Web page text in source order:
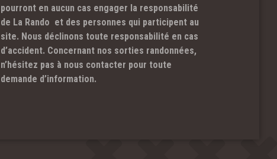
pourront en aucun cas engager la responsabilité
de La Rando et des personnes qui participent au
site. Nous déclinons toute responsabilité en cas
d’accident. Concernant nos sorties randonnées,
n’hésitez pas à nous contacter pour toute
demande d’information.